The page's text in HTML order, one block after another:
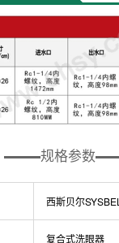
规格参数
西斯贝尔SYSBEL
复合式洗眼器